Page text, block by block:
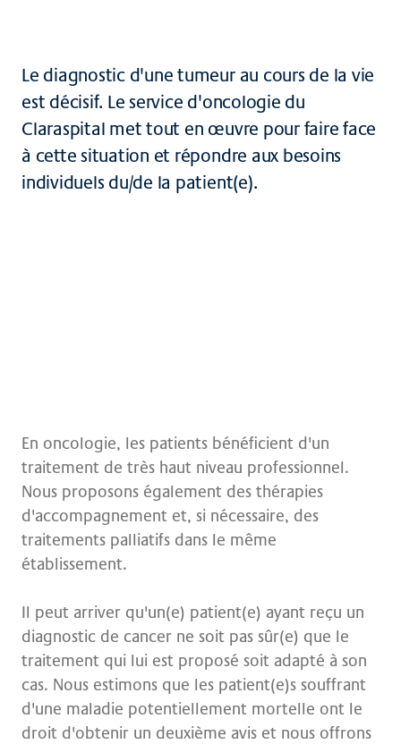
Le diagnostic d'une tumeur au cours de la vie
est décisif. Le service d'oncologie du
Claraspital met tout en œuvre pour faire face
à cette situation et répondre aux besoins
individuels du/de la patient(e).
En oncologie, les patients bénéficient d'un
traitement de très haut niveau professionnel.
Nous proposons également des thérapies
d'accompagnement et, si nécessaire, des
traitements palliatifs dans le même
établissement.
Il peut arriver qu'un(e) patient(e) ayant reçu un
diagnostic de cancer ne soit pas sûr(e) que le
traitement qui lui est proposé soit adapté à son
cas. Nous estimons que les patient(e)s souffrant
d'une maladie potentiellement mortelle ont le
droit d'obtenir un deuxième avis et nous offrons